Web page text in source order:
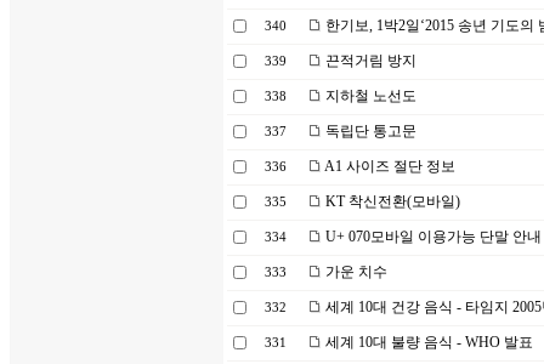
340 한기보, 1박2일‘2015 송년 기도의
339 끈적거림 방지
338 지하철 노선도
337 독립단 통고문
336 A1 사이즈 절단 정보
335 KT 착신전환(모바일)
334 U+ 070모바일 이용가능 단말 안내
333 가운 치수
332 세계 10대 건강 음식 - 타임지
331 세계 10대 불량 음식 - WHO 발표